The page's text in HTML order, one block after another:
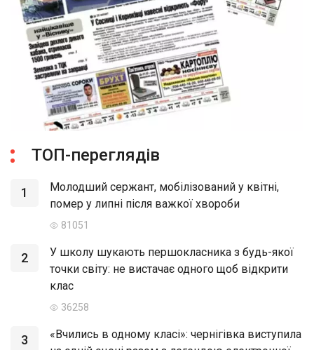
ТОП-переглядів
1
Молодший сержант, мобілізований у квітні,
помер у липні після важкої хвороби
81051
2
У школу шукають першокласника з будь-якої
точки світу: не вистачає одного щоб відкрити
клас
36258
3
«Вчились в одному класі»: чернігівка виступила